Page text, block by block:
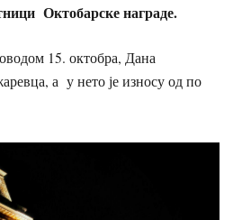
Октобарске награде.
15. октобра, Дана
а у нето је износу од по